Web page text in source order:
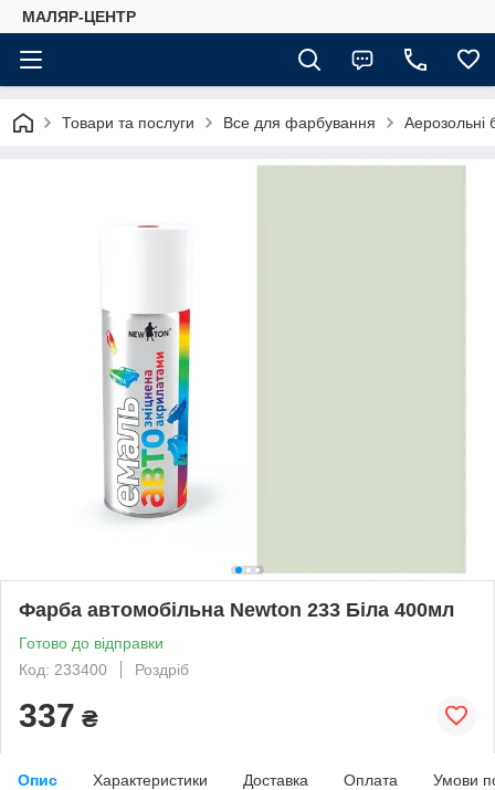
МАЛЯР-ЦЕНТР
Товари та послуги Все для фарбування Аерозольні
Фарба автомобільна Newton 233 Біла 400мл
Готово до відправки
Код: 233400
Роздріб
337 ₴
Опис Характеристики Доставка Оплата Умови